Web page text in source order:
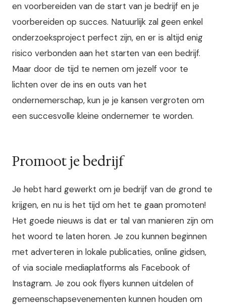
en voorbereiden van de start van je bedrijf en je
voorbereiden op succes. Natuurlijk zal geen enkel
onderzoeksproject perfect zijn, en er is altijd enig
risico verbonden aan het starten van een bedrijf.
Maar door de tijd te nemen om jezelf voor te
lichten over de ins en outs van het
ondernemerschap, kun je je kansen vergroten om
een succesvolle kleine ondernemer te worden.
Promoot je bedrijf
Je hebt hard gewerkt om je bedrijf van de grond te
krijgen, en nu is het tijd om het te gaan promoten!
Het goede nieuws is dat er tal van manieren zijn om
het woord te laten horen. Je zou kunnen beginnen
met adverteren in lokale publicaties, online gidsen,
of via sociale mediaplatforms als Facebook of
Instagram. Je zou ook flyers kunnen uitdelen of
gemeenschapsevenementen kunnen houden om